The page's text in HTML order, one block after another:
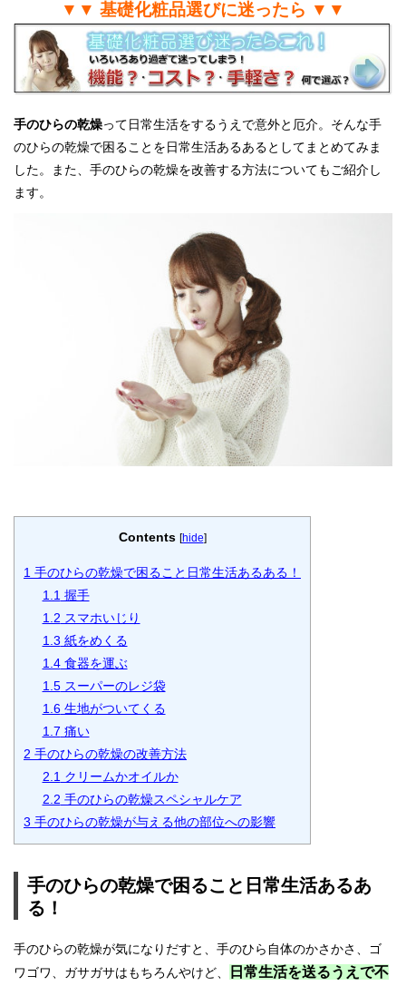
▼▼ 基礎化粧品選びに迷ったら ▼▼
手のひらの乾燥って日常生活をするうえで意外と厄介。そんな手
のひらの乾燥で困ることを日常生活あるあるとしてまとめてみま
した。また、手のひらの乾燥を改善する方法についてもご紹介し
ます。
Contents [hide]
1 手のひらの乾燥で困ること日常生活あるある！
1.1握手
1.2 スマホいじり
1.3 紙をめくる
1.4食器を運ぶ
1.5スーパーのレジ袋
1.6生地がついてくる
1.7 痛い
2 手のひらの乾燥の改善方法
2.1クリームかオイルか
2.2 手のひらの乾燥スペシャルケア
3 手のひらの乾燥が与える他の部位への影響
手のひらの乾燥で困ること日常生活あるあ
る！
手のひらの乾燥が気になりだすと、手のひら自体のかさかさ、ゴ
ワゴワ、ガサガサはもちろんやけど、
日常生活を送るうえで不